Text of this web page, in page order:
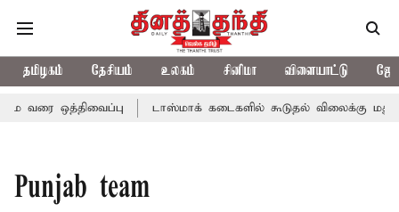
தமிழகம் தேசியம் உலகம் சினிமா விளையாட்டு
வரை ஒத்திவைப்பு டாஸ்மாக் கடைகளில் கூடுதல் விலைக்கு
Punjab team